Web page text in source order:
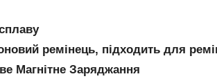
ремінець, підходить для
Магнітне Заряджання